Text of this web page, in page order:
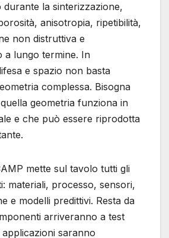
durante la sinterizzazione,
anisotropia, ripetibilità,
non distruttiva e
a lungo termine. In
e spazio non basta
complessa. Bisogna
geometria funziona in
e che può essere riprodotta
mette sul tavolo tutti gli
materiali, processo, sensori,
e modelli predittivi. Resta da
arriveranno a test
saranno